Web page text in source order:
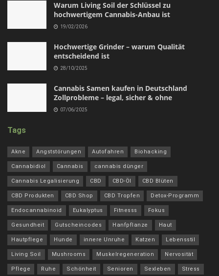
Warum Living Soil der Schlüssel zu
hochwertigem Cannabis-Anbau ist
19/02/2026
Hochwertige Grinder – warum Qualität
entscheidend ist
28/10/2025
Cannabis Samen kaufen in Deutschland
Zollprobleme – legal, sicher & ohne
07/06/2025
Tags
Akne Angststörungen Autofahren Biohacking
Cannabidiol Cannabis cannabis dünger
Cannabis Legalisierung CBD CBD-Öl CBD Blüten
CBD Produkten CBD Shop CBD Tropfen Detox-Programm
Endocannabinoid Eukalyptus Fitnesss Fokus
Gesundheit Gutscheincodes Hanfpflanze Haut
Hautpflege Hunde innere Unruhe Katzen Lebensstil
Living Soil Mushrooms Muskelregeneration Nervosität
Pflege Ruhe Schönheit Senioren Sexleben Stress